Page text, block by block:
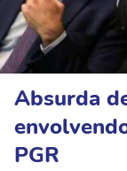
Absurda
PGR